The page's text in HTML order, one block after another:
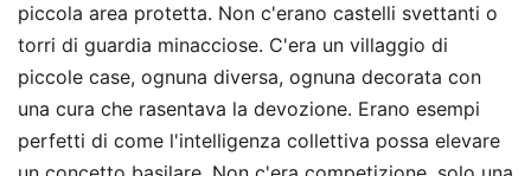
piccola area protetta. Non c'erano castelli svettanti o
torri di guardia minacciose. C'era un villaggio di
piccole case, ognuna diversa, ognuna decorata con
una cura che rasentava la devozione. Erano esempi
perfetti di come l'intelligenza collettiva possa elevare